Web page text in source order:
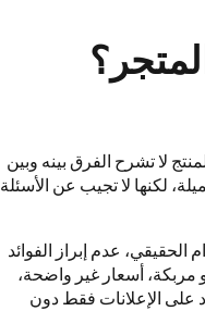
لا تشرح الفرق بينه وبين
لكنها لا تجيب عن الأسئلة
عدم إبراز الفوائد
مربكة، أسعار غير واضحة،
على الإعلانات فقط دون